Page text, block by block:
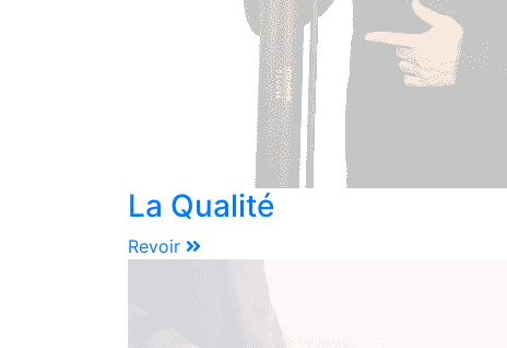
La Qualité
Revoir